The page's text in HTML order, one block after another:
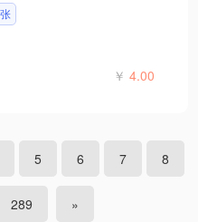
￥ 4.00
5 6 7 8
289 »